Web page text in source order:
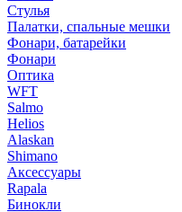
Стулья
Палатки, спальные мешки
Фонари, батарейки
Фонари
Оптика
WFT
Salmo
Helios
Alaskan
Shimano
Аксессуары
Rapala
Бинокли